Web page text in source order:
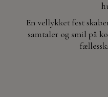
En vellykket fest
samtaler og smil på